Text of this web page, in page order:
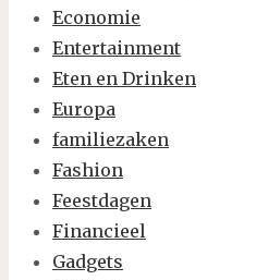
Economie
Entertainment
Eten en Drinken
Europa
familiezaken
Fashion
Feestdagen
Financieel
Gadgets